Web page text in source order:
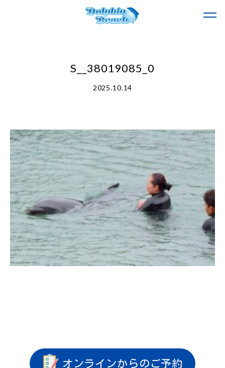
S__38019085_0
2025.10.14
オンラインからのご予約